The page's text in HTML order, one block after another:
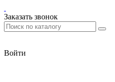
Заказать звонок
Войти